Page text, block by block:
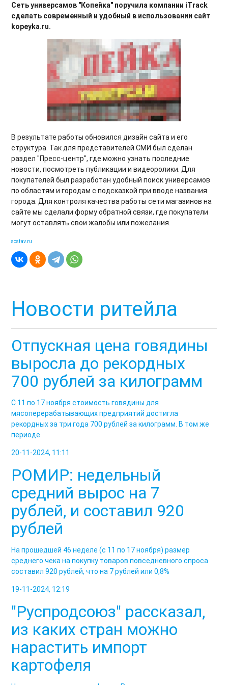
Сеть универсамов "Копейка" поручила компании iTrack
сделать современный и удобный в использовании сайт
kopeyka.ru.
В результате работы обновился дизайн сайта и его
структура. Так для представителей СМИ был сделан
раздел "Пресс-центр", где можно узнать последние
новости, посмотреть публикации и видеоролики. Для
покупателей был разработан удобный поиск универсамов
по областям и городам с подсказкой при вводе названия
города. Для контроля качества работы сети магазинов на
сайте мы сделали форму обратной связи, где покупатели
могут оставлять свои жалобы или пожелания.
sostav.ru
Новости ритейла
Отпускная цена говядины
выросла до рекордных
700 рублей за килограмм
С 11 по 17 ноября стоимость говядины для
мясоперерабатывающих предприятий достигла
рекордных за три года 700 рублей за килограмм. В том же
периоде
20-11-2024, 11:11
РОМИР: недельный
средний вырос на 7
рублей, и составил 920
рублей
На прошедшей 46 неделе (с 11 по 17 ноября) размер
среднего чека на покупку товаров повседневного спроса
составил 920 рублей, что на 7 рублей или 0,8%
19-11-2024, 12:19
"Руспродсоюз" рассказал,
из каких стран можно
нарастить импорт
картофеля